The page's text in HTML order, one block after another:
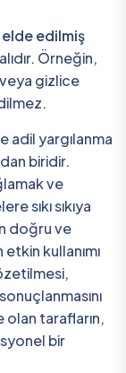
elde edilmiş
Örneğin,
gizlice
adil yargılanma
biridir.
ve
sıkı sıkıya
doğru ve
etkin kullanımı
tarafların,
bir